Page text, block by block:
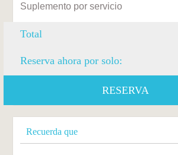
Suplemento por servicio
Total
Reserva ahora por solo:
RESERVA
Recuerda que